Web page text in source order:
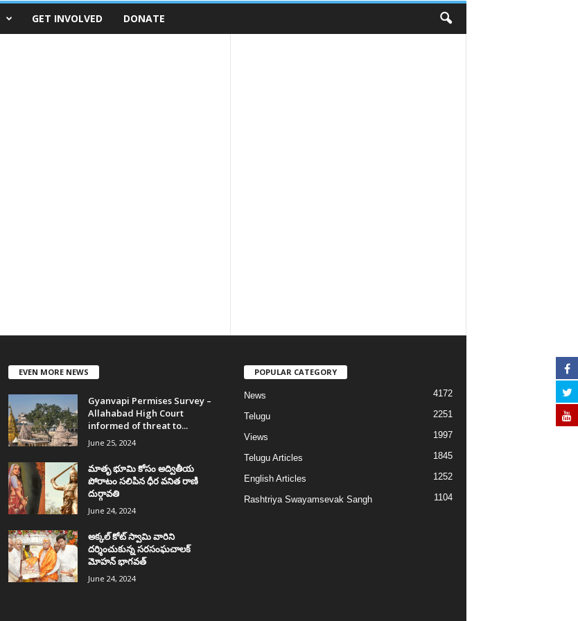
GET INVOLVED DONATE
EVEN MORE NEWS
Gyanvapi Permises Survey –
Allahabad High Court
informed of threat to...
June 25, 2024
మాతృ భూమి కోసం అద్వితీయ
పోరాటం సలిపిన ధీర వనిత రాణి
దుర్గావతి
June 24, 2024
అక్కల్‌ కోట్‌ స్వామి వారిని
దర్శించుకున్న సరసంఘచాలక్
మోహన్ భాగవత్
June 24, 2024
POPULAR CATEGORY
News 4172
Telugu 2251
Views 1997
Telugu Articles 1845
English Articles 1252
Rashtriya Swayamsevak Sangh 1104